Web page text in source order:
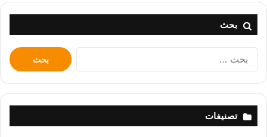
بحث
البحث
عن:
تصنيفات